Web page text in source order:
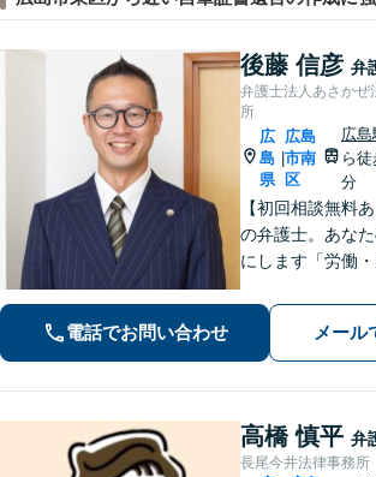
後藤 信彦 弁
弁護士法人あさかぜ
所
広
島
県
|
広島
市南
区
広
ら
分
【初回相談無料
の弁護士。あな
にします「労働
実績が豊富」「
すべきか、放棄
きるようサポー
駅４分】
電話でお問い合わせ メール
高橋 慎平 弁
長尾今井法律事務所